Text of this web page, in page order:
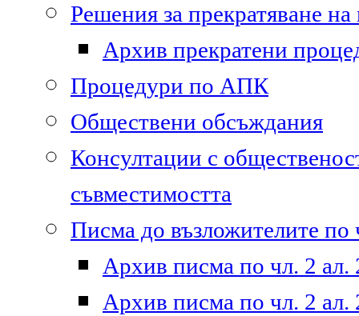
Решения за прекратяване
Архив прекратени
Процедури по АПК
Обществени обсъждания
Консултации с
съвместимостта
Писма до възложителите по
Архив писма по чл. 2 ал.
Архив писма по чл. 2 ал.